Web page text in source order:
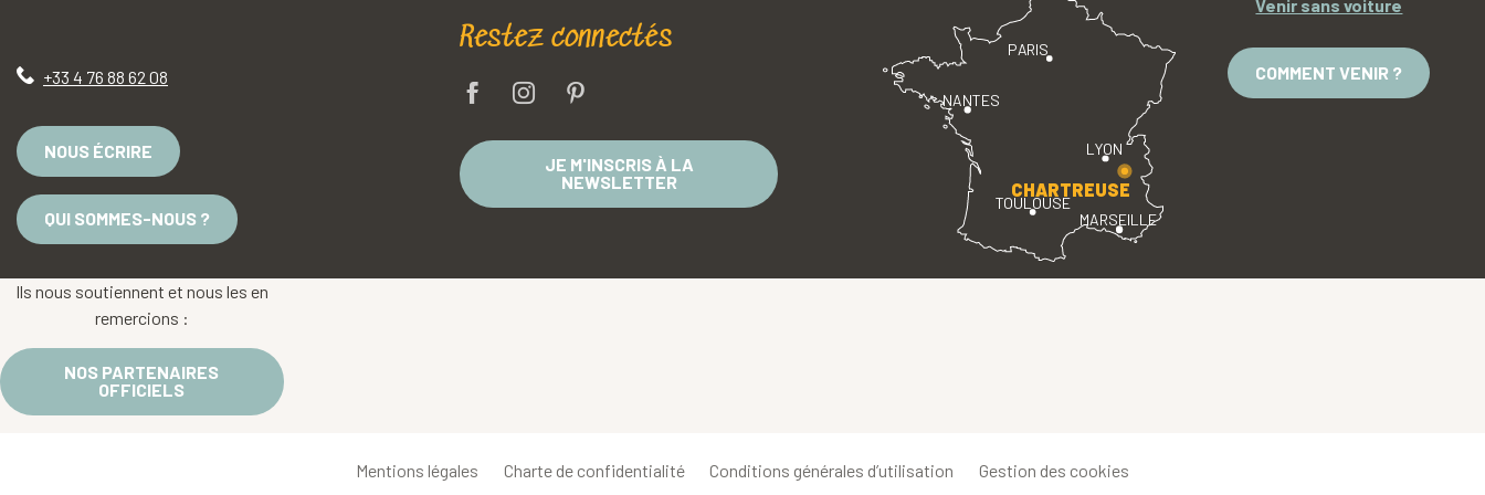
+33 4 76 88 62 08
NOUS ÉCRIRE
QUI SOMMES-NOUS ?
Restez connectés
JE M'INSCRIS À LA
NEWSLETTER
PARIS
LYON
TOULOUSE
MARSEILLE
NANTES
CHARTREUSE
Venir sans voiture
COMMENT VENIR ?
Ils nous soutiennent et nous les en
remercions :
NOS PARTENAIRES
OFFICIELS
Mentions légales Charte de confidentialité Conditions générales d’utilisation Gestion des cookies